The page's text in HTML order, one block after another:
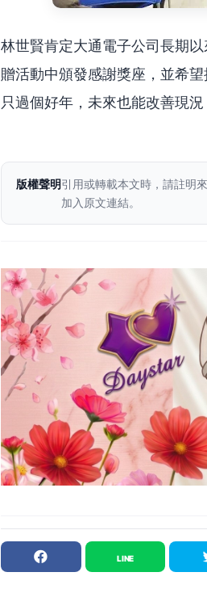
林世賢肯定大通電子公司長期
贈活動中頒發感謝獎座，並希
只過個好年，未來也能改善現況
版權聲明引用或轉載本文時，請註明
加入原文連結。